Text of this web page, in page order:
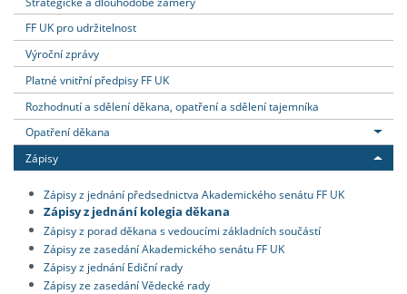
FF UK pro udržitelnost
Výroční zprávy
Platné vnitřní předpisy FF UK
Rozhodnutí a sdělení děkana, opatření a sdělení tajemníka
Opatření děkana
Zápisy
Zápisy z jednání předsednictva Akademického senátu FF UK
Zápisy z jednání kolegia děkana
Zápisy z porad děkana s vedoucími základních součástí
Zápisy ze zasedání Akademického senátu FF UK
Zápisy z jednání Ediční rady
Zápisy ze zasedání Vědecké rady